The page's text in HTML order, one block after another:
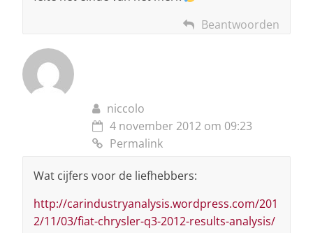
Beantwoorden
niccolo
4 november 2012 om 09:23
Permalink
Wat cijfers voor de liefhebbers:
http://carindustryanalysis.wordpress.com/201
2/11/03/fiat-chrysler-q3-2012-results-analysis/